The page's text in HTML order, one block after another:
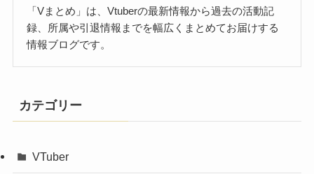
「Vまとめ」は、Vtuberの最新情報から過去の活動記
録、所属や引退情報までを幅広くまとめてお届けする
情報ブログです。
カテゴリー
VTuber